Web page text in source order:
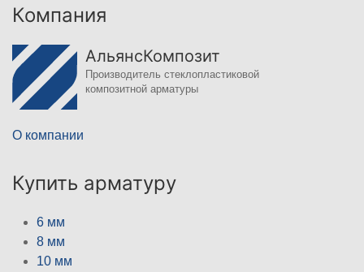
Компания
АльянсКомпозит
Производитель стеклопластиковой
композитной арматуры
О компании
Купить арматуру
6 мм
8 мм
10 мм